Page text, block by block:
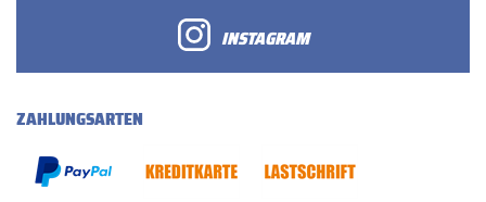
INSTAGRAM
ZAHLUNGSARTEN